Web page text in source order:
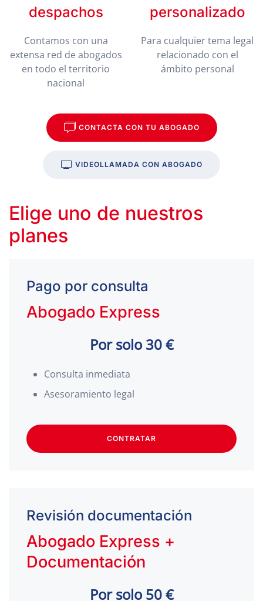
despachos
Contamos con una
extensa red de abogados
en todo el territorio
nacional
personalizado
Para cualquier tema legal
relacionado con el
ámbito personal
CONTACTA CON TU ABOGADO
VIDEOLLAMADA CON ABOGADO
Elige uno de nuestros
planes
Pago por consulta
Abogado Express
Por solo 30 €
Consulta inmediata
Asesoramiento legal
CONTRATAR
Revisión documentación
Abogado Express +
Documentación
Por solo 50 €